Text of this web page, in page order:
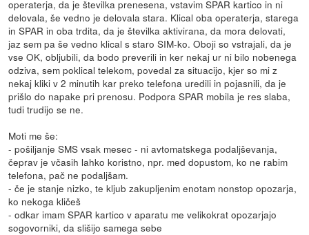
operaterja, da je številka prenesena, vstavim SPAR kartico in ni
delovala, še vedno je delovala stara. Klical oba operaterja, starega
in SPAR in oba trdita, da je številka aktivirana, da mora delovati,
jaz sem pa še vedno klical s staro SIM-ko. Oboji so vstrajali, da je
vse OK, obljubili, da bodo preverili in ker nekaj ur ni bilo nobenega
odziva, sem poklical telekom, povedal za situacijo, kjer so mi z
nekaj kliki v 2 minutih kar preko telefona uredili in pojasnili, da je
prišlo do napake pri prenosu. Podpora SPAR mobila je res slaba,
tudi trudijo se ne.
Moti me še:
- pošiljanje SMS vsak mesec - ni avtomatskega podaljševanja,
čeprav je včasih lahko koristno, npr. med dopustom, ko ne rabim
telefona, pač ne podaljšam.
- če je stanje nizko, te kljub zakupljenim enotam nonstop opozarja,
ko nekoga kličeš
- odkar imam SPAR kartico v aparatu me velikokrat opozarjajo
sogovorniki, da slišijo samega sebe